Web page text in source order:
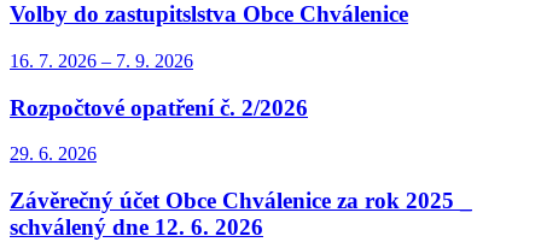
Volby do zastupitslstva Obce Chválenice
16. 7. 2026 – 7. 9. 2026
Rozpočtové opatření č. 2/2026
29. 6. 2026
Závěrečný účet Obce Chválenice za rok 2025 _
schválený dne 12. 6. 2026